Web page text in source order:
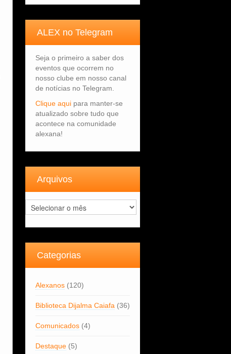
ALEX no Telegram
Seja o primeiro a saber dos
eventos que ocorrem no
nosso clube em nosso canal
de notícias no Telegram.
Clique aquipara manter-se
atualizado sobre tudo que
acontece na comunidade
alexana!
Arquivos
Arquivos
Categorias
Alexanos(120)
Biblioteca Dijalma Caiafa(36)
Comunicados(4)
Destaque(5)